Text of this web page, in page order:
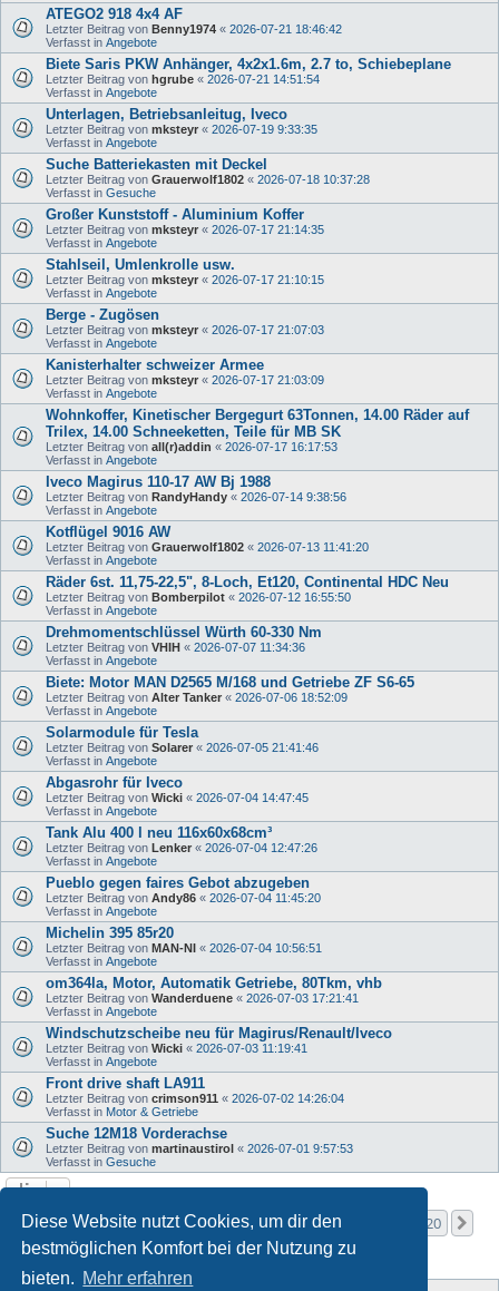
Diese Website nutzt Cookies, um dir den
bestmöglichen Komfort bei der Nutzung zu
bieten. Mehr erfahren
ATEGO2 918 4x4 AF
Letzter Beitrag von Benny1974 « 2026-07-21 18:46:42
Verfasst in Angebote
Biete Saris PKW Anhänger, 4x2x1.6m, 2.7 to, Schiebeplane
Letzter Beitrag von hgrube « 2026-07-21 14:51:54
Verfasst in Angebote
Unterlagen, Betriebsanleitug, Iveco
Letzter Beitrag von mksteyr « 2026-07-19 9:33:35
Verfasst in Angebote
Suche Batteriekasten mit Deckel
Letzter Beitrag von Grauerwolf1802 « 2026-07-18 10:37:28
Verfasst in Gesuche
Großer Kunststoff - Aluminium Koffer
Letzter Beitrag von mksteyr « 2026-07-17 21:14:35
Verfasst in Angebote
Stahlseil, Umlenkrolle usw.
Letzter Beitrag von mksteyr « 2026-07-17 21:10:15
Verfasst in Angebote
Berge - Zugösen
Letzter Beitrag von mksteyr « 2026-07-17 21:07:03
Verfasst in Angebote
Kanisterhalter schweizer Armee
Letzter Beitrag von mksteyr « 2026-07-17 21:03:09
Verfasst in Angebote
Wohnkoffer, Kinetischer Bergegurt 63Tonnen, 14.00 Räder auf
Trilex, 14.00 Schneeketten, Teile für MB SK
Letzter Beitrag von all(r)addin « 2026-07-17 16:17:53
Verfasst in Angebote
Iveco Magirus 110-17 AW Bj 1988
Letzter Beitrag von RandyHandy « 2026-07-14 9:38:56
Verfasst in Angebote
Kotflügel 9016 AW
Letzter Beitrag von Grauerwolf1802 « 2026-07-13 11:41:20
Verfasst in Angebote
Räder 6st. 11,75-22,5", 8-Loch, Et120, Continental HDC Neu
Letzter Beitrag von Bomberpilot « 2026-07-12 16:55:50
Verfasst in Angebote
Drehmomentschlüssel Würth 60-330 Nm
Letzter Beitrag von VHIH « 2026-07-07 11:34:36
Verfasst in Angebote
Biete: Motor MAN D2565 M/168 und Getriebe ZF S6-65
Letzter Beitrag von Alter Tanker « 2026-07-06 18:52:09
Verfasst in Angebote
Solarmodule für Tesla
Letzter Beitrag von Solarer « 2026-07-05 21:41:46
Verfasst in Angebote
Abgasrohr für Iveco
Letzter Beitrag von Wicki « 2026-07-04 14:47:45
Verfasst in Angebote
Tank Alu 400 l neu 116x60x68cm³
Letzter Beitrag von Lenker « 2026-07-04 12:47:26
Verfasst in Angebote
Pueblo gegen faires Gebot abzugeben
Letzter Beitrag von Andy86 « 2026-07-04 11:45:20
Verfasst in Angebote
Michelin 395 85r20
Letzter Beitrag von MAN-NI « 2026-07-04 10:56:51
Verfasst in Angebote
om364la, Motor, Automatik Getriebe, 80Tkm, vhb
Letzter Beitrag von Wanderduene « 2026-07-03 17:21:41
Verfasst in Angebote
Windschutzscheibe neu für Magirus/Renault/Iveco
Letzter Beitrag von Wicki « 2026-07-03 11:19:41
Verfasst in Angebote
Front drive shaft LA911
Letzter Beitrag von crimson911 « 2026-07-02 14:26:04
Verfasst in Motor & Getriebe
Suche 12M18 Vorderachse
Letzter Beitrag von martinaustirol « 2026-07-01 9:57:53
Verfasst in Gesuche
Die Suche ergab mehr als 1000 Treffer Seite1von
1 2 3 20